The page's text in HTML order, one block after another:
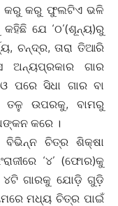
କରୁ କରୁ ଫୁଲଟିଏ ଭଳି
ଯେ ‘ଠ’(ଶୂନ୍ୟ)ରୁ
ଚନ୍ଦ୍ର, ତାରା ତିଆରି
ଅନ୍ୟପ୍ରକାର ଗାର
ପରେ ସିଧା ଗାର ବା
ତଳୁ ଉପରକୁ, ବାମରୁ
କରେ ।
ବିଭିନ୍ନ ଚିତ୍ର ଶିକ୍ଷା
‘୪’ (ଫୋର)କୁ
୪ଟି ଗାରକୁ ଯୋଡ଼ି ଗୁଡ଼ି
ମଧ୍ୟ ଚିତ୍ର ପାଇଁ